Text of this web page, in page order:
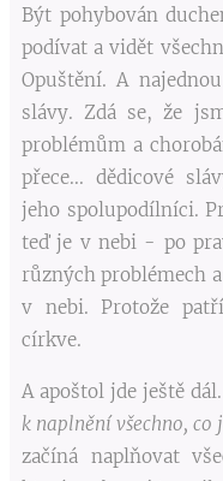
Být pohybován
podívat a vidět
Opuštění. A
slávy. Zdá se, že
problémům a
přece... dědicové
jeho spolupodílníci.
teď je v nebi - po
různých problémech
v nebi. Protože
církve.
A apoštol jde ještě
k naplnění všechno, co
začíná naplňovat